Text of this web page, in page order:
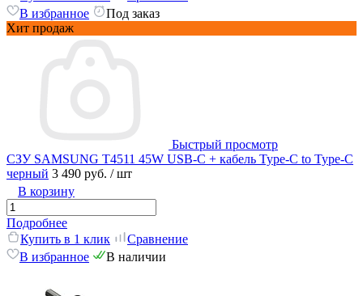
В избранное
Под заказ
Хит продаж
Быстрый просмотр
СЗУ SAMSUNG T4511 45W USB-C + кабель Type-C to Type-C
черный 3 490 руб. / шт
В корзину
Подробнее
Купить в 1 клик
Сравнение
В избранное
В наличии